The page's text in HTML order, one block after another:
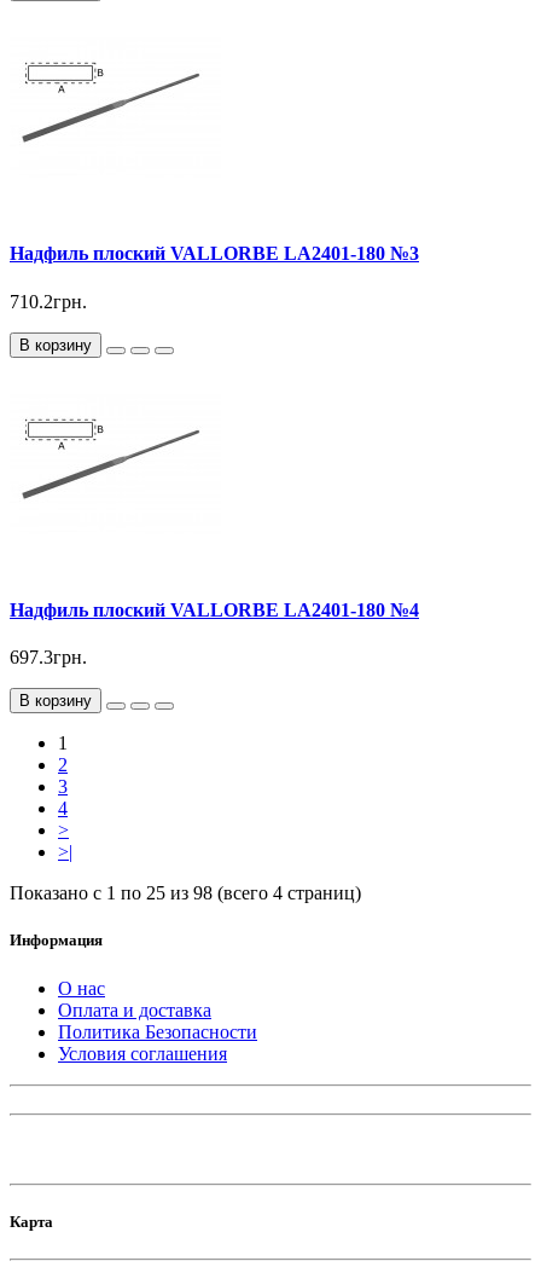
Надфиль плоский VALLORBE LА2401-180 №3
710.2грн.
В корзину
Надфиль плоский VALLORBE LА2401-180 №4
697.3грн.
В корзину
1
2
3
4
>
>|
Показано с 1 по 25 из 98 (всего 4 страниц)
Информация
О нас
Оплата и доставка
Политика Безопасности
Условия соглашения
Карта